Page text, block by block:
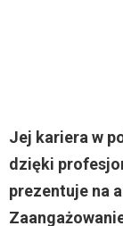
Jej kariera w
dzięki
prezentuje na